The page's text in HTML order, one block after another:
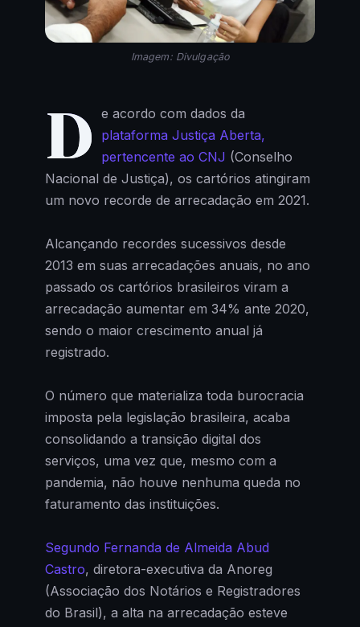
Imagem: Divulgação
D e acordo com dados da
plataforma Justiça Aberta,
pertencente ao CNJ (Conselho
Nacional de Justiça), os cartórios atingiram
um novo recorde de arrecadação em 2021.
Alcançando recordes sucessivos desde
2013 em suas arrecadações anuais, no ano
passado os cartórios brasileiros viram a
arrecadação aumentar em 34% ante 2020,
sendo o maior crescimento anual já
registrado.
O número que materializa toda burocracia
imposta pela legislação brasileira, acaba
consolidando a transição digital dos
serviços, uma vez que, mesmo com a
pandemia, não houve nenhuma queda no
faturamento das instituições.
Segundo Fernanda de Almeida Abud
Castro, diretora-executiva da Anoreg
(Associação dos Notários e Registradores
do Brasil), a alta na arrecadação esteve